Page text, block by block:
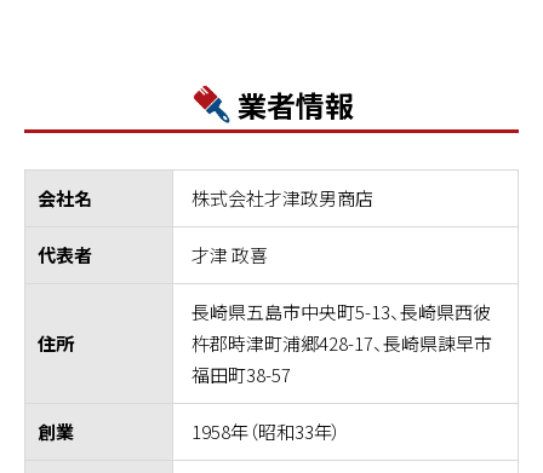
業者情報
会社名 株式会社才津政男商店
代表者 才津 政喜
住所
長崎県五島市中央町5-13、長崎県西彼
杵郡時津町浦郷428-17、長崎県諫早市
福田町38-57
創業 1958年（昭和33年）